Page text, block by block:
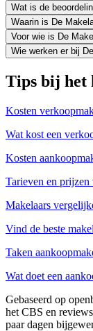
Wat is de
Waarin is De
Voor wie is De
Wie werken er bij
Tips bij het
Kosten
Wat kost een
Kosten
Tarieven en prijzen
Makelaars
Vind de beste
Taken
Wat doet een
Gebaseerd op
het CBS en
paar dagen